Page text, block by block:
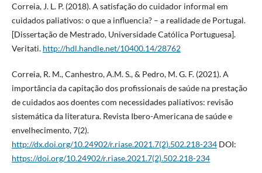
Correia, J. L. P. (2018). A satisfação do cuidador informal em
cuidados paliativos: o que a influencia? – a realidade de Portugal.
[Dissertação de Mestrado, Universidade Católica Portuguesa].
Veritati. http://hdl.handle.net/10400.14/28762
Correia, R. M., Canhestro, A.M. S., & Pedro, M. G. F. (2021). A
importância da capitação dos profissionais de saúde na prestação
de cuidados aos doentes com necessidades paliativos: revisão
sistemática da literatura. Revista Ibero-Americana de saúde e
envelhecimento, 7(2).
http://dx.doi.org/10.24902/r.riase.2021.7(2).502.218-234DOI:
https://doi.org/10.24902/r.riase.2021.7(2).502.218-234